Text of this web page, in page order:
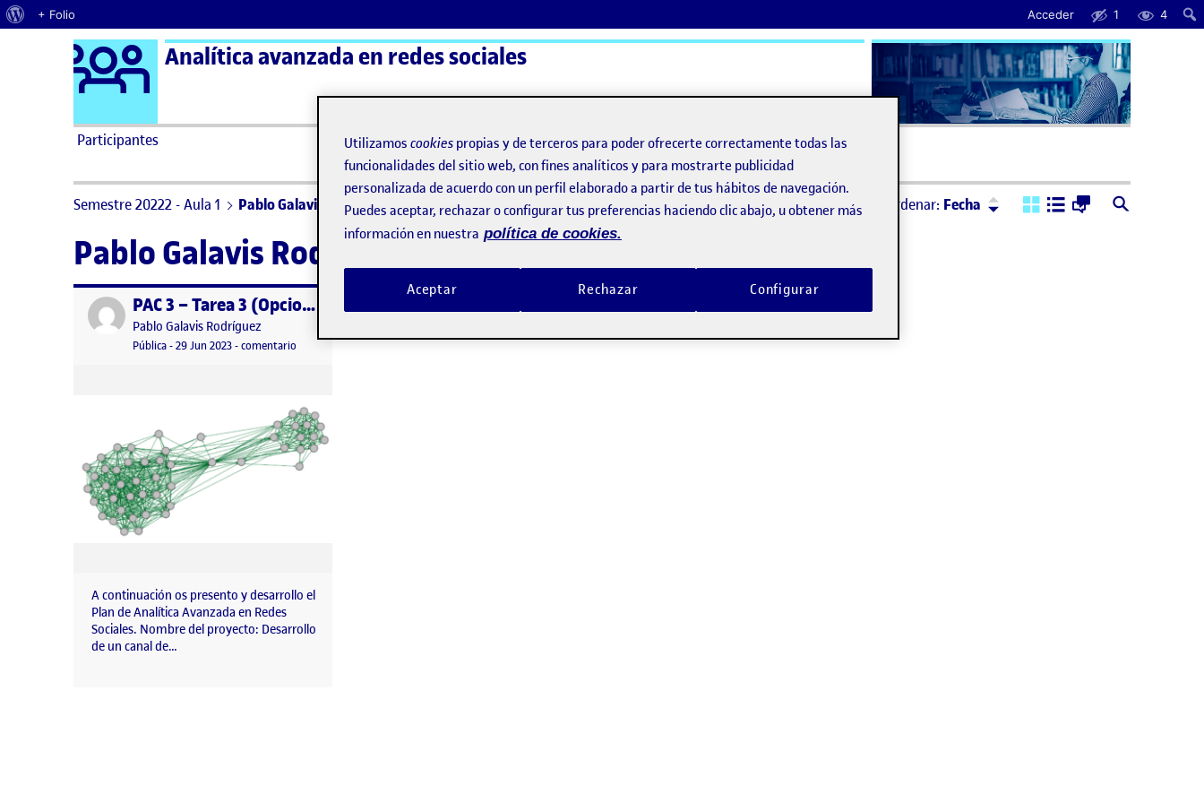
Acerca de WordPress
+ Folio Acceder 1 4
Saltar al contenido Logo Ágora
Analítica avanzada en redes sociales
Participantes ActiFolios Ayuda
Semestre 20222 - Aula 1 Pablo Galavis Rodríguez Ordenar: Fecha Ordenar:Descendente
Pablo Galavis Rodríguez
Publicado por PAC 3 – Tarea 3 (Opcional)
Publicado por
Pablo Galavis Rodríguez
Visibilidad:
Pública-Fecha de publicación
29 Jun 2023-comentario en PAC 3 – Tarea 3 (Opcional)
A continuación os presento y desarrollo el
Plan de Analítica Avanzada en Redes
Sociales. Nombre del proyecto: Desarrollo
de un canal de…
Utilizamos cookies propias y de terceros para poder ofrecerte correctamente todas las
funcionalidades del sitio web, con fines analíticos y para mostrarte publicidad
personalizada de acuerdo con un perfil elaborado a partir de tus hábitos de navegación.
Puedes aceptar, rechazar o configurar tus preferencias haciendo clic abajo, u obtener más
información en nuestra política de cookies.
Rechazar
Aceptar Configurar